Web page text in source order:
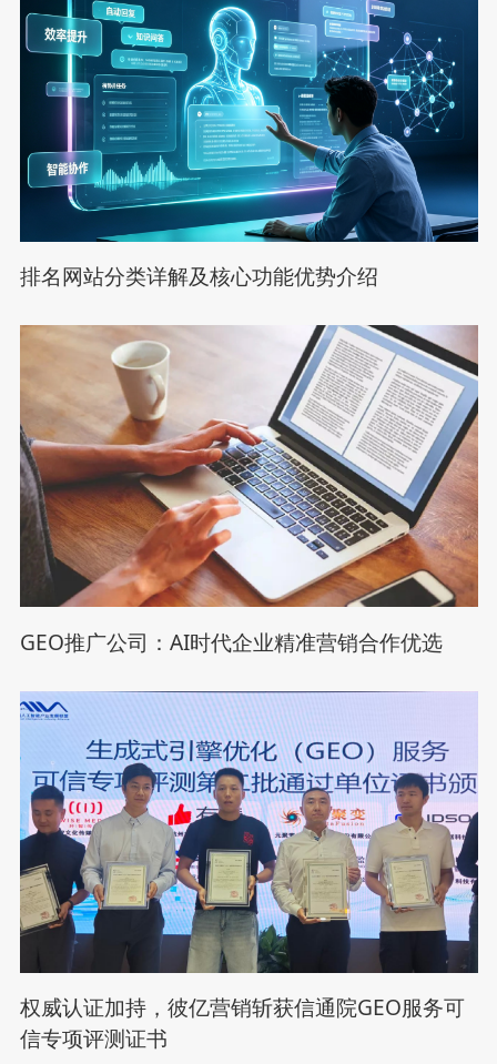
排名网站分类详解及核心功能优势介绍
GEO推广公司：AI时代企业精准营销合作优选
权威认证加持，彼亿营销斩获信通院GEO服务可
信专项评测证书